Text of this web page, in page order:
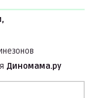
Диномама.ру